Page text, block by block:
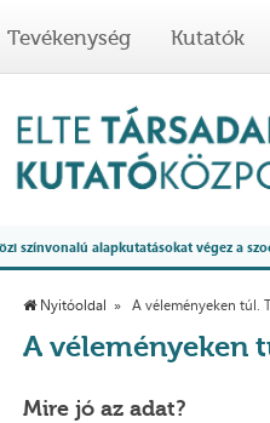
Tevékenység Kutatók
színvonalú alapkutatásokat végez a
Nyitóoldal A véleményeken túl.
A véleményeken
Mire jó az adat?